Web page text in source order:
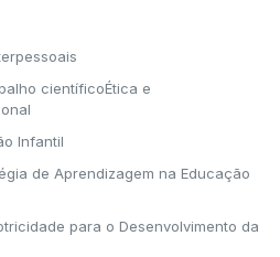
científicoÉtica e
Infantil
de Aprendizagem na Educação
para o Desenvolvimento da